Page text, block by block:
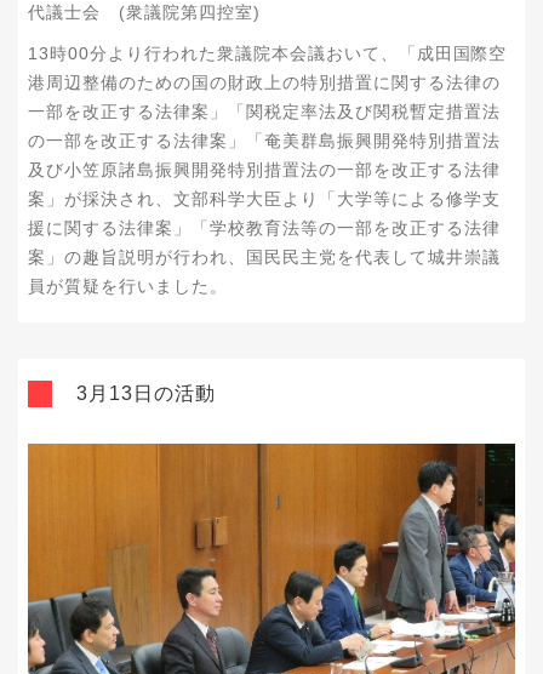
代議士会 (衆議院第四控室)
13時00分より行われた衆議院本会議おいて、「成田国際空
港周辺整備のための国の財政上の特別措置に関する法律の
一部を改正する法律案」「関税定率法及び関税暫定措置法
の一部を改正する法律案」「奄美群島振興開発特別措置法
及び小笠原諸島振興開発特別措置法の一部を改正する法律
案」が採決され、文部科学大臣より「大学等による修学支
援に関する法律案」「学校教育法等の一部を改正する法律
案」の趣旨説明が行われ、国民民主党を代表して城井崇議
員が質疑を行いました。
3月13日の活動